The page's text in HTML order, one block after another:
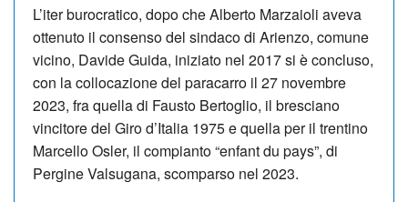
L’iter burocratico, dopo che Alberto Marzaioli aveva
ottenuto il consenso del sindaco di Arienzo, comune
vicino, Davide Guida, iniziato nel 2017 si è concluso,
con la collocazione del paracarro il 27 novembre
2023, fra quella di Fausto Bertoglio, il bresciano
vincitore del Giro d’Italia 1975 e quella per il trentino
Marcello Osler, il compianto “enfant du pays”, di
Pergine Valsugana, scomparso nel 2023.